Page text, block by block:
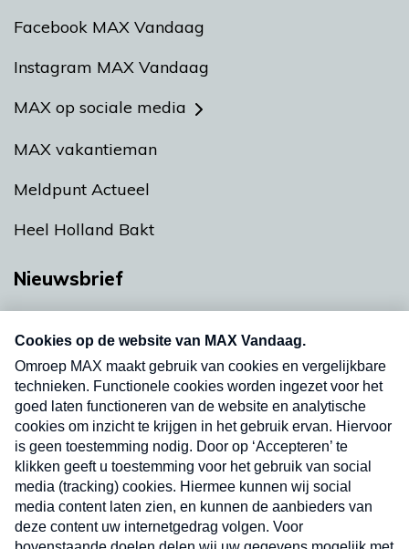
Facebook MAX Vandaag
Instagram MAX Vandaag
MAX op sociale media
MAX vakantieman
Meldpunt Actueel
Heel Holland Bakt
Nieuwsbrief
nieuwsbrief. Elke vrijdag- en dinsdagochtend in
uw mailbox.
Verzend